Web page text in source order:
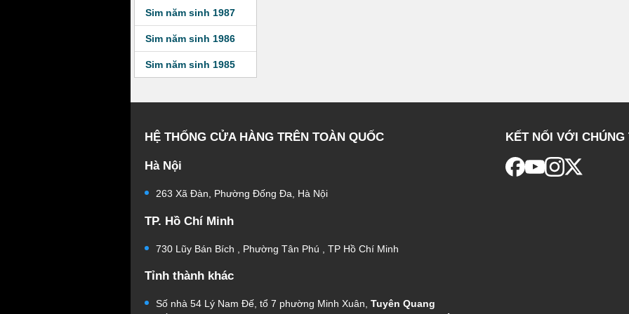
Sim năm sinh 1987
Sim năm sinh 1986
Sim năm sinh 1985
HỆ THỐNG CỬA HÀNG TRÊN TOÀN QUỐC
Hà Nội
263 Xã Đàn, Phường Đống Đa, Hà Nội
TP. Hồ Chí Minh
730 Lũy Bán Bích , Phường Tân Phú , TP Hồ Chí Minh
Tỉnh thành khác
Số nhà 54 Lý Nam Đế, tổ 7 phường Minh Xuân, Tuyên Quang
KẾT NỐI VỚI CHÚNG